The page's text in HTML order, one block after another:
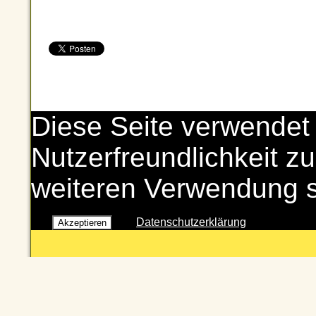
Diese Seite
Nutzerfreundlichkeit
weiteren Verwendung
Akzeptieren Datenschutzerklärung